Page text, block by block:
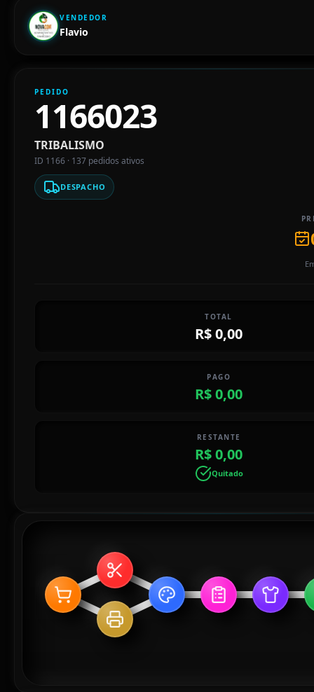
VENDEDOR
Flavio
PEDIDO
1166023
TRIBALISMO
ID 1166 · 137 pedidos ativos
DESPACHO
TOTAL
R$ 0,00
PAGO
R$ 0,00
RESTANTE
R$ 0,00
Quitado